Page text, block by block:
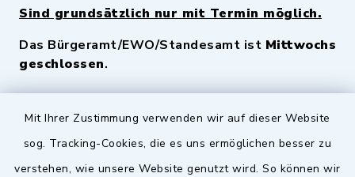
Mit Ihrer Zustimmung verwenden wir auf dieser Website
sog. Tracking-Cookies, die es uns ermöglichen besser zu
verstehen, wie unsere Website genutzt wird. So können wir
Sind grundsätzlich nur mit Termin möglich.
Das Bürgeramt/EWO/Standesamt ist Mittwochs
geschlossen.
Quicklinks